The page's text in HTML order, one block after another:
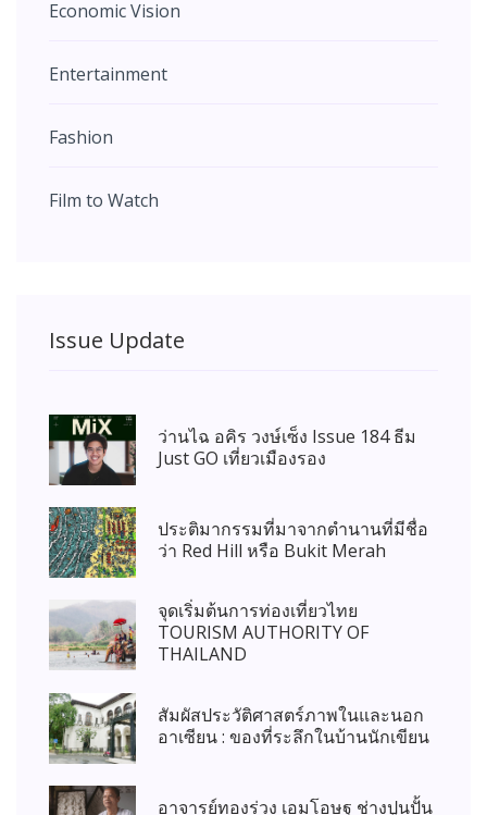
Economic Vision
Entertainment
Fashion
Film to Watch
Issue Update
ว่านไฉ อคิร วงษ์เซ็ง Issue 184 ธีม
Just GO เที่ยวเมืองรอง
ประติมากรรมที่มาจากตำนานที่มีชื่อ
ว่า Red Hill หรือ Bukit Merah
จุดเริ่มต้นการท่องเที่ยวไทย
TOURISM AUTHORITY OF
THAILAND
สัมผัสประวัติศาสตร์ภาพในและนอก
อาเซียน : ของที่ระลึกในบ้านนักเขียน
อาจารย์ทองร่วง เอมโอษฐ ช่างปูนปั้น